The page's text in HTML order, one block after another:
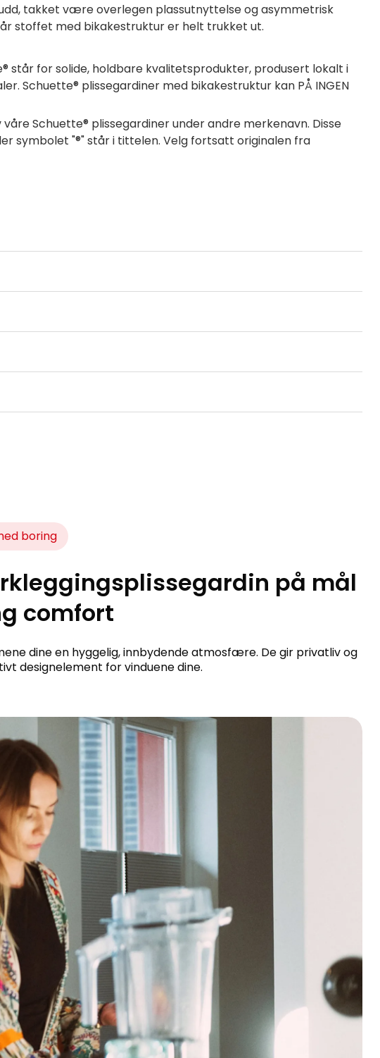
takket være overlegen plassutnyttelse og asymmetrisk
stoffet med bikakestruktur er helt trukket ut.
står for solide, holdbare kvalitetsprodukter, produsert lokalt i
Schuette® plissegardiner med bikakestruktur kan PÅ INGEN
Schuette® plissegardiner under andre merkenavn. Disse
symbolet "®" står i tittelen. Velg fortsatt originalen fra
boring
på mål
comfort
dine en hyggelig, innbydende atmosfære. De gir privatliv og
designelement for vinduene dine.